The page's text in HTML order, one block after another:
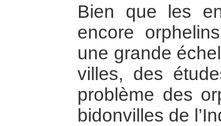
Bien que les
encore
une grande
villes, des
problème des
bidonvilles de